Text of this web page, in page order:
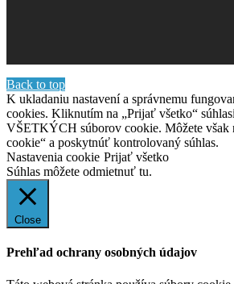
Back to top
K ukladaniu nastavení a správnemu
cookies. Kliknutím na „Prijať všetko“
VŠETKÝCH súborov cookie. Môžete však
cookie“ a poskytnúť kontrolovaný súhlas.
Nastavenia cookie Prijať všetko
Súhlas môžete odmietnuť tu.
Close
Prehľad ochrany osobných údajov